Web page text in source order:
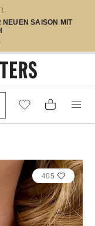
SAISON MIT
405